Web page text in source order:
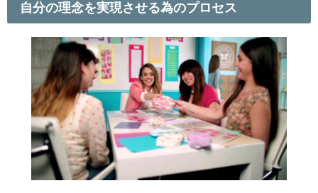
自分の理念を実現させる為のプロセス